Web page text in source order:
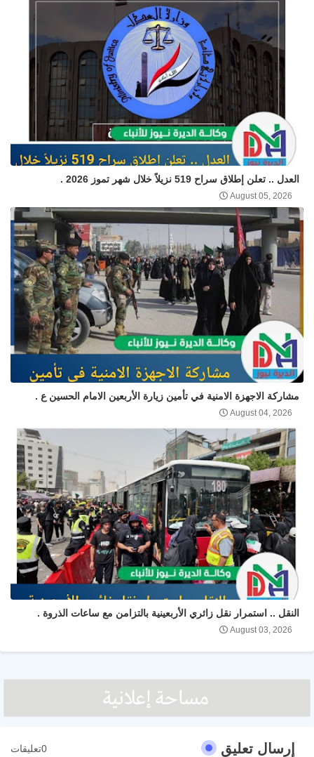
العدل .. تعلن إطلاق سراح 519 نزيلاً خلال شهر تموز 2026 .
August 05, 2026
مشاركة الاجهزة الامنية في تأمين زيارة الأربعين الامام الحسين ع .
August 04, 2026
النقل .. استمرار نقل زائري الأربعينية بالتزامن مع ساعات الذروة .
August 03, 2026
إرسال تعليق 0تعليقات